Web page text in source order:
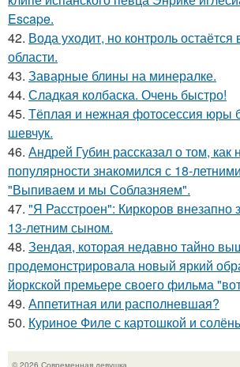
Escape.
42. Вода уходит, но контроль
области.
43. Заварные блины на минералке.
44. Сладкая колбаска. Очень быстро!
45. Тёплая и нежная фотосессия юры
шевчук.
46. Андрей Губин рассказал о том, как
популярности знакомился с 18-
"Выпиваем и мы Соблазняем".
47. "Я Расстроен": Киркоров внезапно
13-летним сыном.
48. Зендая, которая недавно тайно
продемонстрировала новый яркий
йоркской премьере своего фильма
49. Аппетитная или располневшая?
50. Куриное Филе с картошкой и
© 2026 Современная девушка